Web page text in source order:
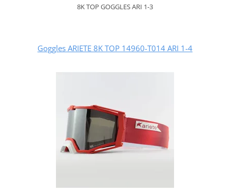
8K TOP GOGGLES ARI 1-3
Goggles ARIETE 8K TOP 14960-T014 ARI 1-4